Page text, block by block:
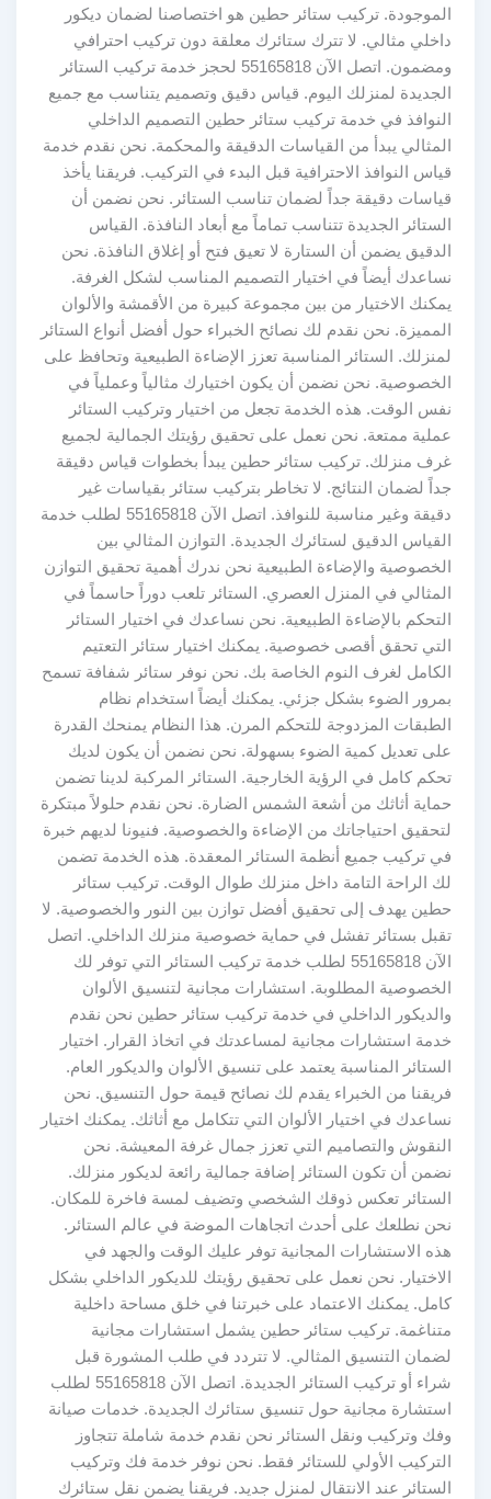
الموجودة. تركيب ستائر حطين هو اختصاصنا لضمان ديكور
داخلي مثالي. لا تترك ستائرك معلقة دون تركيب احترافي
ومضمون. اتصل الآن 55165818 لحجز خدمة تركيب الستائر
الجديدة لمنزلك اليوم. قياس دقيق وتصميم يتناسب مع جميع
النوافذ في خدمة تركيب ستائر حطين التصميم الداخلي
المثالي يبدأ من القياسات الدقيقة والمحكمة. نحن نقدم خدمة
قياس النوافذ الاحترافية قبل البدء في التركيب. فريقنا يأخذ
قياسات دقيقة جداً لضمان تناسب الستائر. نحن نضمن أن
الستائر الجديدة تتناسب تماماً مع أبعاد النافذة. القياس
الدقيق يضمن أن الستارة لا تعيق فتح أو إغلاق النافذة. نحن
نساعدك أيضاً في اختيار التصميم المناسب لشكل الغرفة.
يمكنك الاختيار من بين مجموعة كبيرة من الأقمشة والألوان
المميزة. نحن نقدم لك نصائح الخبراء حول أفضل أنواع الستائر
لمنزلك. الستائر المناسبة تعزز الإضاءة الطبيعية وتحافظ على
الخصوصية. نحن نضمن أن يكون اختيارك مثالياً وعملياً في
نفس الوقت. هذه الخدمة تجعل من اختيار وتركيب الستائر
عملية ممتعة. نحن نعمل على تحقيق رؤيتك الجمالية لجميع
غرف منزلك. تركيب ستائر حطين يبدأ بخطوات قياس دقيقة
جداً لضمان النتائج. لا تخاطر بتركيب ستائر بقياسات غير
دقيقة وغير مناسبة للنوافذ. اتصل الآن 55165818 لطلب خدمة
القياس الدقيق لستائرك الجديدة. التوازن المثالي بين
الخصوصية والإضاءة الطبيعية نحن ندرك أهمية تحقيق التوازن
المثالي في المنزل العصري. الستائر تلعب دوراً حاسماً في
التحكم بالإضاءة الطبيعية. نحن نساعدك في اختيار الستائر
التي تحقق أقصى خصوصية. يمكنك اختيار ستائر التعتيم
الكامل لغرف النوم الخاصة بك. نحن نوفر ستائر شفافة تسمح
بمرور الضوء بشكل جزئي. يمكنك أيضاً استخدام نظام
الطبقات المزدوجة للتحكم المرن. هذا النظام يمنحك القدرة
على تعديل كمية الضوء بسهولة. نحن نضمن أن يكون لديك
تحكم كامل في الرؤية الخارجية. الستائر المركبة لدينا تضمن
حماية أثاثك من أشعة الشمس الضارة. نحن نقدم حلولاً مبتكرة
لتحقيق احتياجاتك من الإضاءة والخصوصية. فنيونا لديهم خبرة
في تركيب جميع أنظمة الستائر المعقدة. هذه الخدمة تضمن
لك الراحة التامة داخل منزلك طوال الوقت. تركيب ستائر
حطين يهدف إلى تحقيق أفضل توازن بين النور والخصوصية. لا
تقبل بستائر تفشل في حماية خصوصية منزلك الداخلي. اتصل
الآن 55165818 لطلب خدمة تركيب الستائر التي توفر لك
الخصوصية المطلوبة. استشارات مجانية لتنسيق الألوان
والديكور الداخلي في خدمة تركيب ستائر حطين نحن نقدم
خدمة استشارات مجانية لمساعدتك في اتخاذ القرار. اختيار
الستائر المناسبة يعتمد على تنسيق الألوان والديكور العام.
فريقنا من الخبراء يقدم لك نصائح قيمة حول التنسيق. نحن
نساعدك في اختيار الألوان التي تتكامل مع أثاثك. يمكنك اختيار
النقوش والتصاميم التي تعزز جمال غرفة المعيشة. نحن
نضمن أن تكون الستائر إضافة جمالية رائعة لديكور منزلك.
الستائر تعكس ذوقك الشخصي وتضيف لمسة فاخرة للمكان.
نحن نطلعك على أحدث اتجاهات الموضة في عالم الستائر.
هذه الاستشارات المجانية توفر عليك الوقت والجهد في
الاختيار. نحن نعمل على تحقيق رؤيتك للديكور الداخلي بشكل
كامل. يمكنك الاعتماد على خبرتنا في خلق مساحة داخلية
متناغمة. تركيب ستائر حطين يشمل استشارات مجانية
لضمان التنسيق المثالي. لا تتردد في طلب المشورة قبل
شراء أو تركيب الستائر الجديدة. اتصل الآن 55165818 لطلب
استشارة مجانية حول تنسيق ستائرك الجديدة. خدمات صيانة
وفك وتركيب ونقل الستائر نحن نقدم خدمة شاملة تتجاوز
التركيب الأولي للستائر فقط. نحن نوفر خدمة فك وتركيب
الستائر عند الانتقال لمنزل جديد. فريقنا يضمن نقل ستائرك